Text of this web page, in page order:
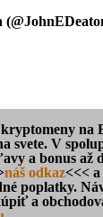
na
svete. V
a bonus až
náš odkaz<<<
poplatky.
a